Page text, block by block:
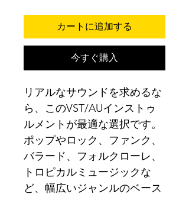
カートに追加する
今すぐ購入
リアルなサウンドを求めるな
ら、このVST/AUインストゥ
ルメントが最適な選択です。
ポップやロック、ファンク、
バラード、フォルクローレ、
トロピカルミュージックな
ど、幅広いジャンルのベース